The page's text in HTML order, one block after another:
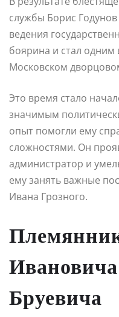
службы Борис
ведения
боярина и стал одним
Московском
Это время стало
значимым
опыт помогли ему
сложностями. Он
администратор и
ему занять важные
Ивана Грозного.
Бруевича